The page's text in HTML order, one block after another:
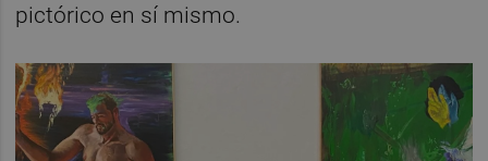
pictórico en sí mismo.